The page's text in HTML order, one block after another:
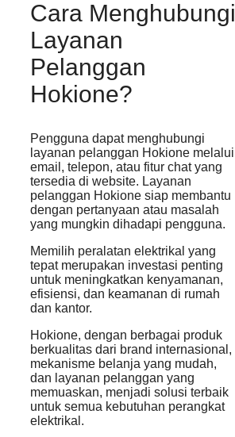
Cara Menghubungi
Layanan
Pelanggan
Hokione?
Pengguna dapat menghubungi
layanan pelanggan Hokione melalui
email, telepon, atau fitur chat yang
tersedia di website. Layanan
pelanggan Hokione siap membantu
dengan pertanyaan atau masalah
yang mungkin dihadapi pengguna.
Memilih peralatan elektrikal yang
tepat merupakan investasi penting
untuk meningkatkan kenyamanan,
efisiensi, dan keamanan di rumah
dan kantor.
Hokione, dengan berbagai produk
berkualitas dari brand internasional,
mekanisme belanja yang mudah,
dan layanan pelanggan yang
memuaskan, menjadi solusi terbaik
untuk semua kebutuhan perangkat
elektrikal.